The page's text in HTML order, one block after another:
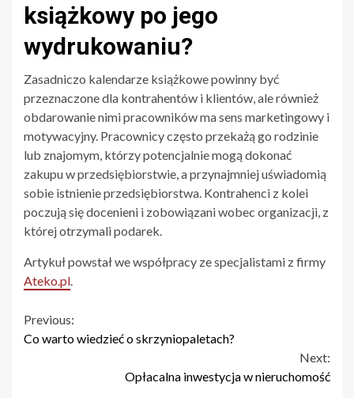
książkowy po jego
wydrukowaniu?
Zasadniczo kalendarze książkowe powinny być
przeznaczone dla kontrahentów i klientów, ale również
obdarowanie nimi pracowników ma sens marketingowy i
motywacyjny. Pracownicy często przekażą go rodzinie
lub znajomym, którzy potencjalnie mogą dokonać
zakupu w przedsiębiorstwie, a przynajmniej uświadomią
sobie istnienie przedsiębiorstwa. Kontrahenci z kolei
poczują się docenieni i zobowiązani wobec organizacji, z
której otrzymali podarek.
Artykuł powstał we współpracy ze specjalistami z firmy
Ateko.pl
Continue
Previous:
Co warto wiedzieć o skrzyniopaletach?
Next:
Opłacalna inwestycja w nieruchomość